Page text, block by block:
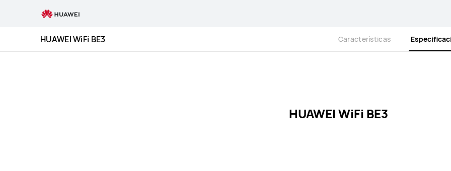
especificacionesHUAWEI WiFi BE3 Características
HUAWEI WiFi BE3